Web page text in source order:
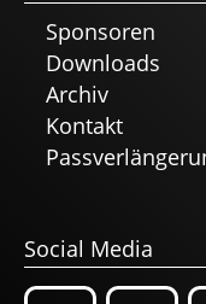
Sponsoren
Downloads
Archiv
Kontakt
Social Media